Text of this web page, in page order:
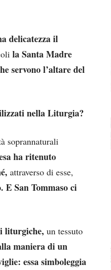
delicatezza il
la Santa Madre
servono l’altare del
nella Liturgia?
soprannaturali
ha ritenuto
attraverso di esse,
E San Tommaso ci
liturgiche, un tessuto
maniera di un
essa simboleggia